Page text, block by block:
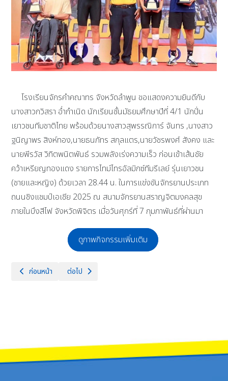
โรงเรียนจักรคำคณาทร จังหวัดลำพูน ขอแสดงความยินดีกับ
นางสาวกวิสรา อํ่ากำเนิด นักเรียนชั้นมัธยมศึกษาปีที่ 4/1 นักปั่น
เยาวชนทีมชาติไทย พร้อมด้วยนางสาวสุพรรณิการ์ จันทร ,นางสาว
ฐนิญาพร สิงห์ทอง,นายธนภัทร สกุลแตร,นายวัชรพงศ์ สังคง และ
นายพีรวัส วิทิตพนิตพันธ์ รวมพลังเร่งความเร็ว ก่อนเข้าเส้นชัย
คว้าเหรียญทองแดง รายการไทม์ไทรอัลมิกซ์ทีมรีเลย์ รุ่นเยาวชน
(ชายและหญิง) ด้วยเวลา 28.44 น. ในการแข่งขันจักรยานประเภท
ถนนชิงแชมป์เอเชีย 2025 ณ สนามจักรยานสราญจิตมงคลสุข
ภายในบึงสีไฟ จังหวัดพิจิตร เมื่อวันศุกร์ที่ 7 กุมภาพันธ์ที่ผ่านมา
ดูภาพกิจกรรมเพิ่มเติม
เนื้อหาก่อนหน้า: นักเรียนจักรคำฯ ร่วมกิจกรรม “ข่วงเยาวชนหละปูน เพิ่ม
ก่อนหน้า เนื้อหาถัดไป: ขอแสดงความยินดีกับ วงโยธวาทิต โรงเรี
ต่อไป